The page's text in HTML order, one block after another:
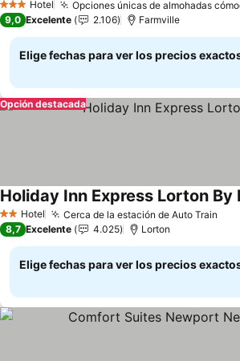
3 Estrellas
Hotel Opciones únicas de almohadas
9,0 Excelente 2.106 Farmville
Elige fechas para ver los precios
Opción destacada
2 Estrellas
Hotel Cerca de la estación de Auto Train
Holiday Inn Express Lorton By
8,7 Excelente 4.025 Lorton
Elige fechas para ver los precios